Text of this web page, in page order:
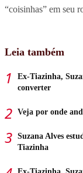
“coisinhas” em seu
Leia também
Ex-Tiazinha,
converter
Veja por onde
Suzana Alves
Tiazinha